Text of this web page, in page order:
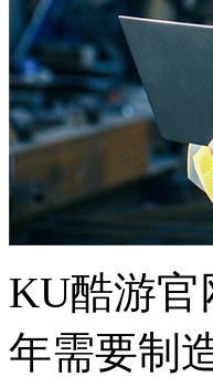
KU酷游官
年需要制造